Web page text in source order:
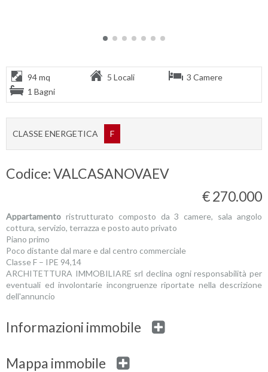
94 mq 5 Locali
3 Camere
1 Bagni
CLASSE ENERGETICA F
Codice: VALCASANOVAEV
€ 270.000
Appartamento ristrutturato composto da 3 camere, sala angolo
cottura, servizio, terrazza e posto auto privato
Piano primo
Poco distante dal mare e dal centro commerciale
Classe F – IPE 94,14
ARCHITETTURA IMMOBILIARE srl declina ogni responsabilità per
eventuali ed involontarie incongruenze riportate nella descrizione
dell'annuncio
Informazioni immobile
Mappa immobile